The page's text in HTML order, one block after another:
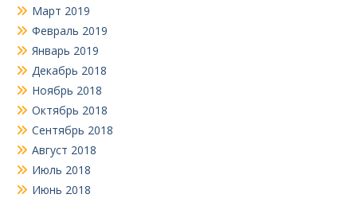
Март 2019
Февраль 2019
Январь 2019
Декабрь 2018
Ноябрь 2018
Октябрь 2018
Сентябрь 2018
Август 2018
Июль 2018
Июнь 2018